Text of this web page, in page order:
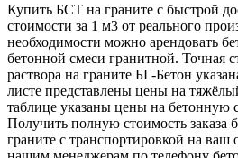
Купить БСТ на граните с быстрой
стоимости за 1 м3 от реального
необходимости можно арендовать
бетонной смеси гранитной. Точная
раствора на граните БГ-Бетон
листе представлены цены на
таблице указаны цены на бетонную
Получить полную стоимость заказа
граните с транспортировкой на